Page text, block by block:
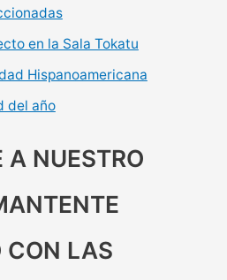
en la Sala Tokatu
Hispanoamericana
del año
A NUESTRO
CON LAS